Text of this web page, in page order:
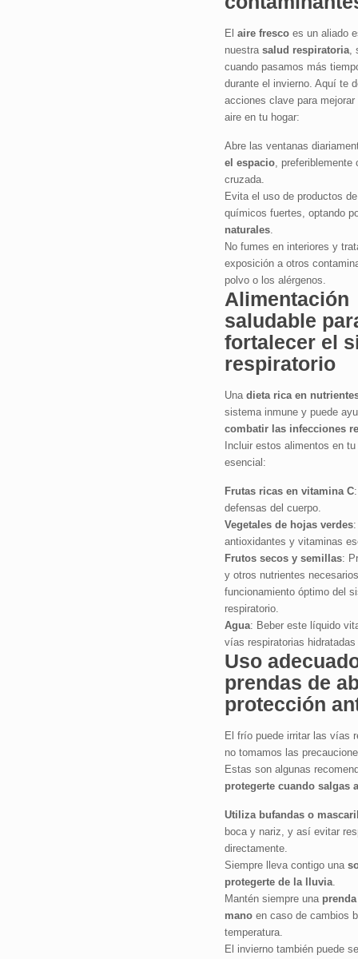
El aire frescoes un aliado
nuestrasalud respiratoria,
cuando pasamos más
durante el invierno. Aquí te
acciones clave para mejorar
aire en tu hogar:
Abre las ventanas
el espacio, preferiblemente
cruzada.
Evita el uso de productos
químicos fuertes, optando
naturales.
No fumes en interiores y
exposición a otros
polvo o los alérgenos.
Alimentación
saludable
fortalecer el
respiratorio
Unadieta rica en
sistema inmune y puede
combatir las infecciones
Incluir estos alimentos en
esencial:
Frutas ricas en vitamina C
defensas del cuerpo.
Vegetales de hojas verdes:
antioxidantes y vitaminas
Frutos secos y semillas:
y otros nutrientes
funcionamiento óptimo del
respiratorio.
Agua: Beber este líquido
vías respiratorias
Uso
prendas de
protección
El frío puede irritar las vías
no tomamos las
Estas son algunas
protegerte cuando salgas
Utiliza bufandas o
boca y nariz, y así evitar
directamente.
Siempre lleva contigo una
protegerte de la lluvia.
Mantén siempre una
manoen caso de cambios
temperatura.
El invierno también puede